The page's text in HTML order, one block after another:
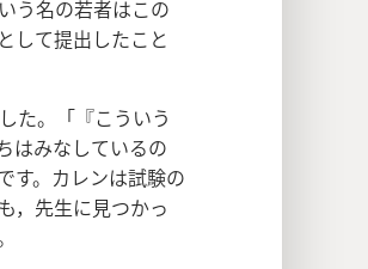
う名の若者はこの
して提出したこと
た。「『こういう
はみなしているの
す。カレンは試験の
，先生に見つかっ